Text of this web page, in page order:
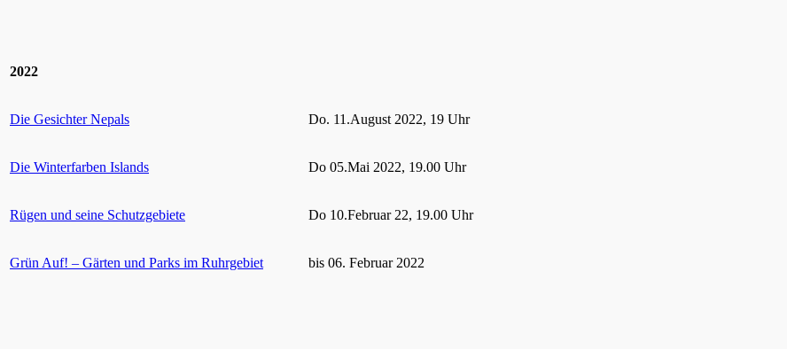
2022
Die Gesichter Nepals Do. 11.August 2022, 19 Uhr
Die Winterfarben Islands Do 05.Mai 2022, 19.00 Uhr
Rügen und seine Schutzgebiete Do 10.Februar 22, 19.00 Uhr
Grün Auf! – Gärten und Parks im Ruhrgebiet bis 06. Februar 2022